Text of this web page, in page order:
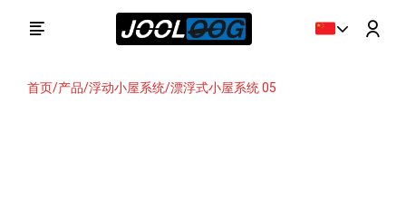
首页/产品/浮动小屋系统/漂浮式小屋系统 05